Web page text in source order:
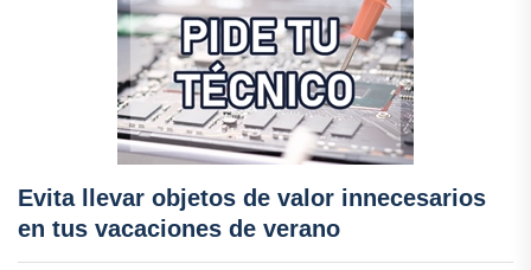
Evita llevar objetos de valor innecesarios
en tus vacaciones de verano